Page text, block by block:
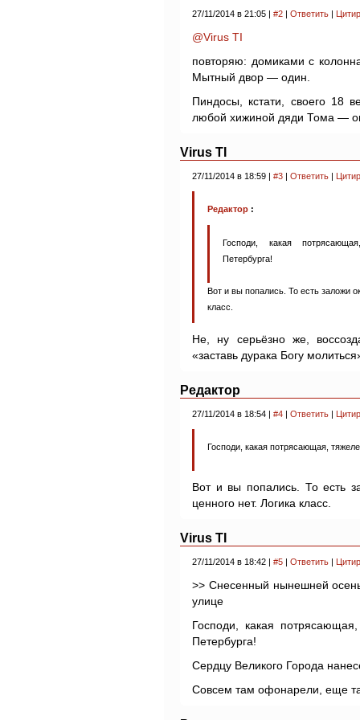
27/11/2014 в 21:05 | #2 | Ответить |
@Virus TI
повторяю: домиками с
Мытный двор — один.
Пиндосы, кстати, своего 18
любой хижиной дяди Тома —
Virus TI
27/11/2014 в 18:59 | #3 | Ответить |
Редактор :
Господи, какая
Петербурга!
Вот и вы попались. То есть заложи
класс.
Не, ну серьёзно же,
«заставь дурака Богу
Редактор
27/11/2014 в 18:54 | #4 | Ответить |
Господи, какая потрясающая,
Вот и вы попались. То есть
ценного нет. Логика класс.
Virus TI
27/11/2014 в 18:42 | #5 | Ответить |
>> Снесенный нынешней
улице
Господи, какая
Петербурга!
Сердцу Великого Города
Совсем там офонарели, еще